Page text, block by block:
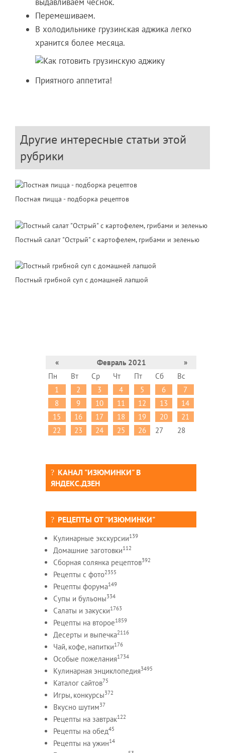
Перемешиваем.
В холодильнике грузинская аджика легко
хранится более месяца.
Приятного аппетита!
Другие интересные статьи этой
рубрики
Постная пицца - подборка рецептов
Постный салат "Острый" с картофелем, грибами и зеленью
Постный грибной суп с домашней лапшой
« Февраль 2021
»
Пн
Вт Ср Чт Пт Сб
Вс
1
2 3 4 5 6
7
8
9 10 11 12 13
14
15
16 17 18 19 20
21
22
23 24 25 26 27 28
КАНАЛ "ИЗЮМИНКИ" В
ЯНДЕКС.ДЗЕН
РЕЦЕПТЫ ОТ "ИЗЮМИНКИ"
Кулинарные экскурсии139
Домашние заготовки112
Сборная солянка рецептов392
Рецепты c фото2355
Рецепты форума149
Супы и бульоны334
Салаты и закуски1763
Рецепты на второе1859
Десерты и выпечка2116
Чай, кофе, напитки176
Особые пожелания1734
Кулинарная энциклопедия3495
Каталог сайтов75
Игры, конкурсы372
Вкусно шутим37
Рецепты на завтрак122
Рецепты на обед45
Рецепты на ужин14